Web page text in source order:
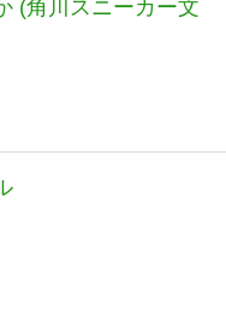
(角川スニーカー文